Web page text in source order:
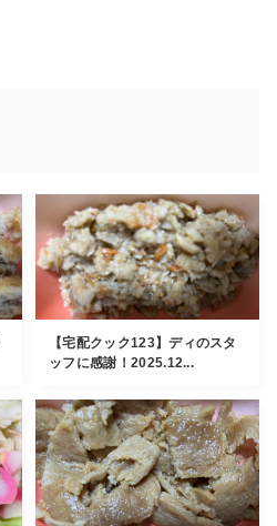
【宅配クック123】ディのスタ
ッフに感謝！2025.12...